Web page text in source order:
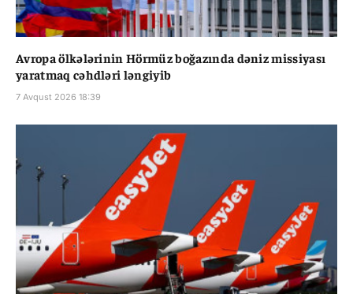
Avropa ölkələrinin Hörmüz boğazında dəniz missiyası
yaratmaq cəhdləri ləngiyib
7 Avqust 2026 18:39